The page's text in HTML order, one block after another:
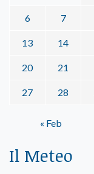
6 7
13 14
20 21
27 28
« Feb
Il Meteo